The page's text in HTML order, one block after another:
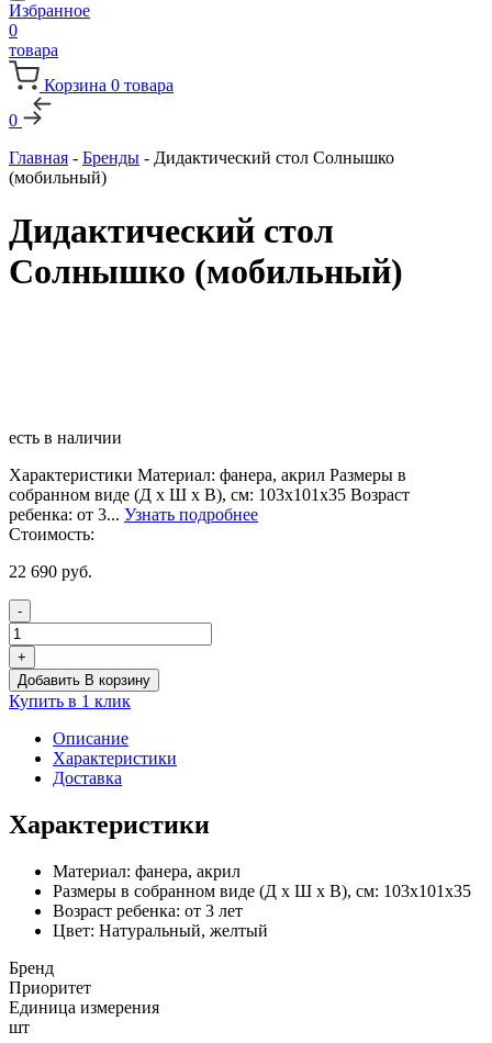
Избранное
0
товара
Корзина 0 товара
0
Главная - Бренды - Дидактический стол Солнышко
(мобильный)
Дидактический стол
Солнышко (мобильный)
есть в наличии
Характеристики Материал: фанера, акрил Размеры в
собранном виде (Д х Ш х В), см: 103х101х35 Возраст
ребенка: от 3... Узнать подробнее
Стоимость:
22 690 руб.
-
Количество
товара
Дидактический
стол
Солнышко
(мобильный)
+
Добавить В корзину
Купить в 1 клик
Описание
Характеристики
Доставка
Характеристики
Материал: фанера, акрил
Размеры в собранном виде (Д х Ш х В), см: 103х101х35
Возраст ребенка: от 3 лет
Цвет: Натуральный, желтый
Бренд
Приоритет
Единица измерения
шт